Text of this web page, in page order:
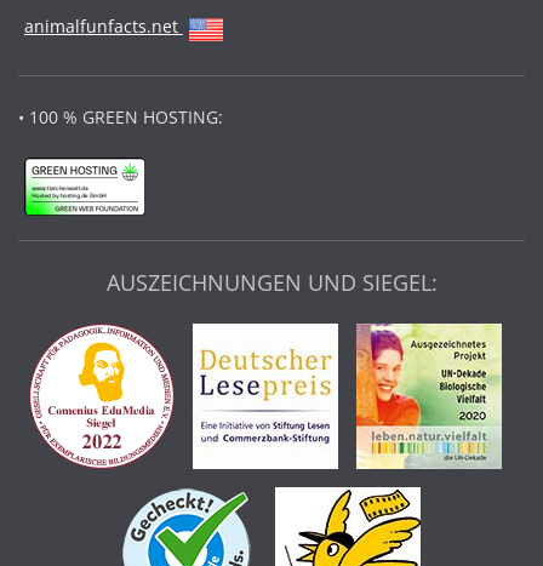
animalfunfacts.net
• 100 % GREEN HOSTING:
AUSZEICHNUNGEN UND SIEGEL: